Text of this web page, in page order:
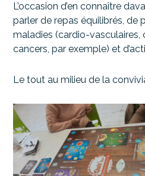
L’occasion d’en connaître
parler de repas équilibrés, de
maladies (cardio-vasculaires,
cancers, par exemple) et
Le tout au milieu de la